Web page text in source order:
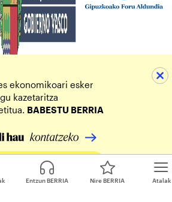
Atalak
Entzun BERRIA Nire BERRIA
ekonomikoari esker
kazetaritza
BABESTU BERRIA
zure ekarpena